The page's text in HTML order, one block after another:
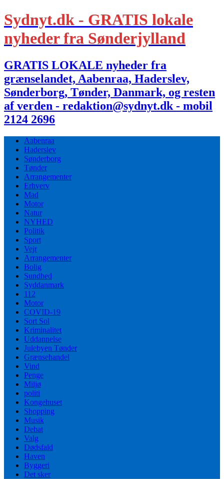
Sydnyt.dk - GRATIS lokale
nyheder fra Sønderjylland
GRATIS LOKALE nyheder fra
grænselandet, Aabenraa, Haderslev,
Sønderborg, Tønder, Danmark, og resten
af verden - redaktion@sydnyt.dk - mobil
2124 2696
Aabenraa
Haderslev
Sønderborg
Tønder
Arrangementer
Erhverv
Mad
Motor
Natur
NYHED
Politik
Sport
Vejr
Arrangementer
Bolig
Sundhed
Syddanmark
112
Motor
COVID-19
Sort Sol
Kriminalitet
Uddannelse
Julebyen Tønder
Grænsehandel
Vind
Penge
Miljø
politi
Kongehuset
Shopping
Musik
Debat
Valg
Dødsfald
Haven
Byggeri
Det sker